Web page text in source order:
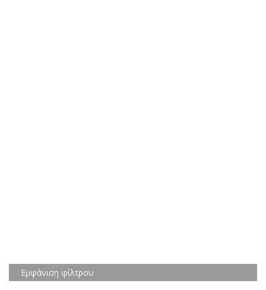
Εμφάνιση φίλτρου